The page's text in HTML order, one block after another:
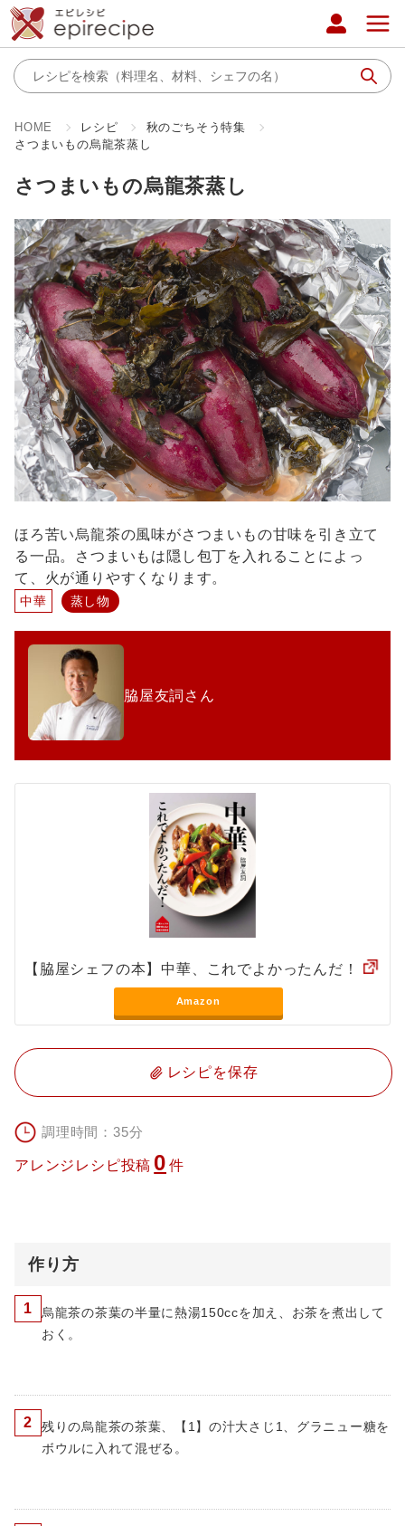
HOME レシピ
秋のごちそう特集
さつまいもの烏龍茶蒸し
さつまいもの烏龍茶蒸し
ほろ苦い烏龍茶の風味がさつまいもの甘味を引き立て
る一品。さつまいもは隠し包丁を入れることによっ
て、火が通りやすくなります。
中華 蒸し物
脇屋友詞さん
【脇屋シェフの本】中華、これでよかったんだ！
Amazon
レシピを保存
調理時間：35分
アレンジレシピ投稿 0 件
作り方
1
烏龍茶の茶葉の半量に熱湯150ccを加え、お茶を煮出して
おく。
2
残りの烏龍茶の茶葉、【1】の汁大さじ1、グラニュー糖を
ボウルに入れて混ぜる。